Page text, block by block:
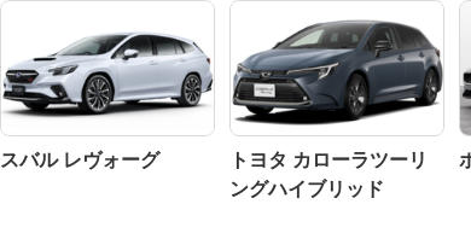
スバル レヴォーグ
トヨタ カローラツーリ
ングハイブリッド